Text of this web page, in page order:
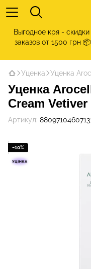
Выгодное кря -
заказов от 1500 грн
Уценка Уценка
Уценка
Cream Vetiver
Артикул:
−10%